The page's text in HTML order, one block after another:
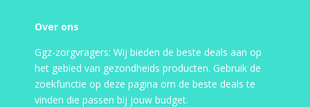
Over ons
Ggz-zorgvragers: Wij bieden de beste deals aan op
het gebied van gezondheids producten. Gebruik de
zoekfunctie op deze pagina om de beste deals te
vinden die passen bij jouw budget.